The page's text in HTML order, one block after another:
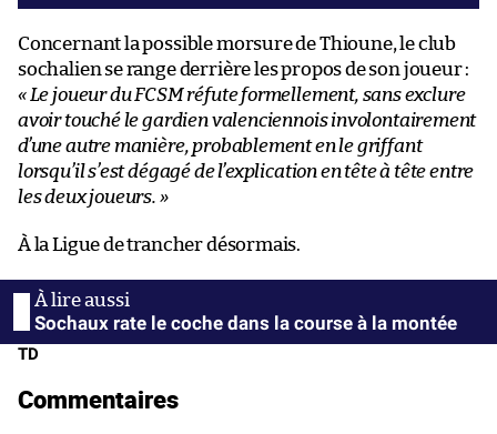
Concernant la possible morsure de Thioune, le club
sochalien se range derrière les propos de son joueur :
« Le joueur du FCSM réfute formellement, sans exclure
avoir touché le gardien valenciennois involontairement
d’une autre manière, probablement en le griffant
lorsqu’il s’est dégagé de l’explication en tête à tête entre
les deux joueurs. »
À la Ligue de trancher désormais.
Sochaux rate le coche dans la course à la montée
TD
Commentaires